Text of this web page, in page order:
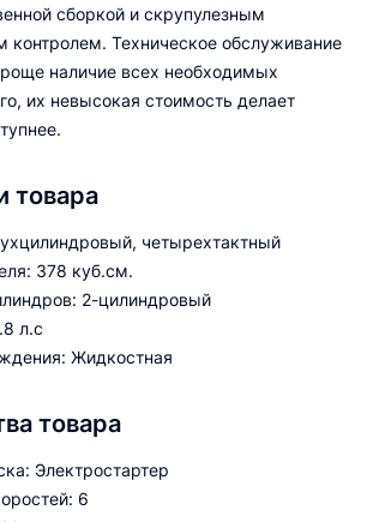
сборкой и скрупулезным
контролем. Техническое обслуживание
наличие всех необходимых
их невысокая стоимость делает
товара
четырехтактный
378 куб.см.
2-цилиндровый
л.с
Жидкостная
товара
Электростартер
6